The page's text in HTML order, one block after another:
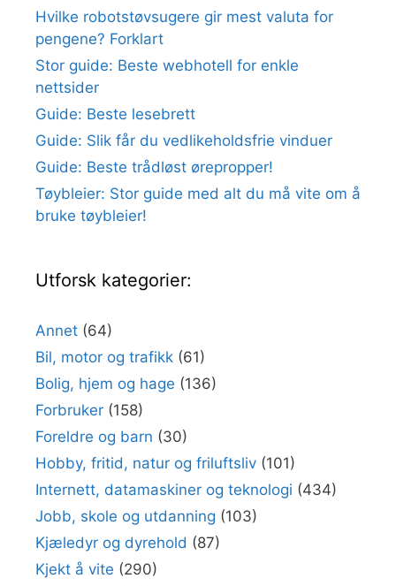
Hvilke robotstøvsugere gir mest valuta for
pengene? Forklart
Stor guide: Beste webhotell for enkle
nettsider
Guide: Beste lesebrett
Guide: Slik får du vedlikeholdsfrie vinduer
Guide: Beste trådløst ørepropper!
Tøybleier: Stor guide med alt du må vite om å
bruke tøybleier!
Utforsk kategorier:
Annet (64)
Bil, motor og trafikk (61)
Bolig, hjem og hage (136)
Forbruker (158)
Foreldre og barn (30)
Hobby, fritid, natur og friluftsliv (101)
Internett, datamaskiner og teknologi (434)
Jobb, skole og utdanning (103)
Kjæledyr og dyrehold (87)
Kjekt å vite (290)